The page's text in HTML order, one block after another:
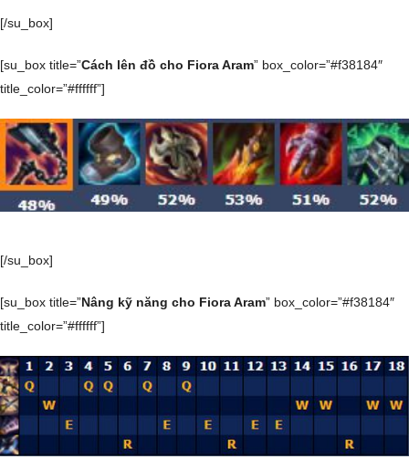
[/su_box]
[su_box title=”Cách lên đồ cho Fiora Aram” box_color=”#f38184″
title_color=”#ffffff”]
[/su_box]
[su_box title=”Nâng kỹ năng cho Fiora Aram” box_color=”#f38184″
title_color=”#ffffff”]